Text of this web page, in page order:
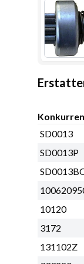
SD0013
SD0013P
10120
3172
131102Z